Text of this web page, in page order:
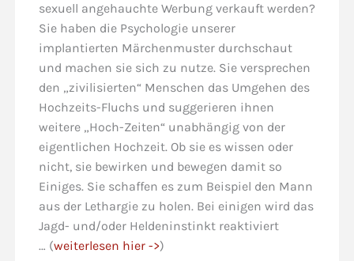
sexuell angehauchte Werbung verkauft werden?
Sie haben die Psychologie unserer
implantierten Märchenmuster durchschaut
und machen sie sich zu nutze. Sie versprechen
den „zivilisierten“ Menschen das Umgehen des
Hochzeits-Fluchs und suggerieren ihnen
weitere „Hoch-Zeiten“ unabhängig von der
eigentlichen Hochzeit. Ob sie es wissen oder
nicht, sie bewirken und bewegen damit so
Einiges. Sie schaffen es zum Beispiel den Mann
aus der Lethargie zu holen. Bei einigen wird das
Jagd- und/oder Heldeninstinkt reaktiviert
… (weiterlesen hier ->)